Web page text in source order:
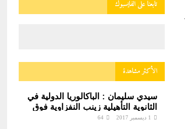
تابعنا على الفايسبوك
الأكثر مشاهدة
سيدي سليمان : الباكالوريا الدولية في
الثانوية التأهيلية زينب النفزاوية فوق
صفيح ساخن
1 ديسمبر 2017 64